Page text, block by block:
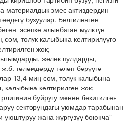
материалдык эмес активдердин
бузуулар. Белгиленген
эсепке алынбаган мүлктүн
толук калыбына келтирилүүгө
жок;
жөлөк пулдарды,
төлөмдөрдү төлөп берүүгө
13,4 миң сом, толук калыбына
калыбына келтирилген жок;
буйругу менен бекитилген
секторундагы уюмдар тарабынан
уюштуруу жана жүргүзүү боюнча”